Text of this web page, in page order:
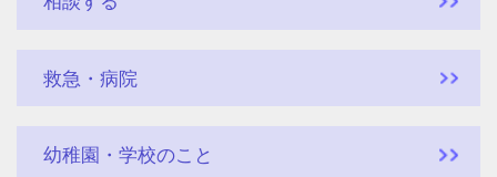
救急・病院
幼稚園・学校のこと